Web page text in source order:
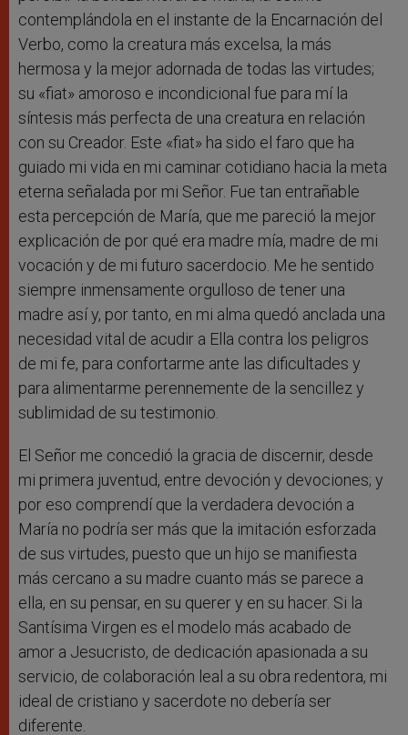
contemplándola en el instante de la Encarnación del
Verbo, como la creatura más excelsa, la más
hermosa y la mejor adornada de todas las virtudes;
su «fiat» amoroso e incondicional fue para mí la
síntesis más perfecta de una creatura en relación
con su Creador. Este «fiat» ha sido el faro que ha
guiado mi vida en mi caminar cotidiano hacia la meta
eterna señalada por mi Señor. Fue tan entrañable
esta percepción de María, que me pareció la mejor
explicación de por qué era madre mía, madre de mi
vocación y de mi futuro sacerdocio. Me he sentido
siempre inmensamente orgulloso de tener una
madre así y, por tanto, en mi alma quedó anclada una
necesidad vital de acudir a Ella contra los peligros
de mi fe, para confortarme ante las dificultades y
para alimentarme perennemente de la sencillez y
sublimidad de su testimonio.
El Señor me concedió la gracia de discernir, desde
mi primera juventud, entre devoción y devociones; y
por eso comprendí que la verdadera devoción a
María no podría ser más que la imitación esforzada
de sus virtudes, puesto que un hijo se manifiesta
más cercano a su madre cuanto más se parece a
ella, en su pensar, en su querer y en su hacer. Si la
Santísima Virgen es el modelo más acabado de
amor a Jesucristo, de dedicación apasionada a su
servicio, de colaboración leal a su obra redentora, mi
ideal de cristiano y sacerdote no debería ser
diferente.